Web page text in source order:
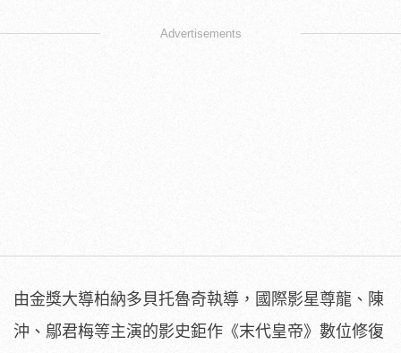
Advertisements
由金獎大導柏納多貝托魯奇執導，國際影星尊龍、陳
沖、鄔君梅等主演的影史鉅作《末代皇帝》數位修復